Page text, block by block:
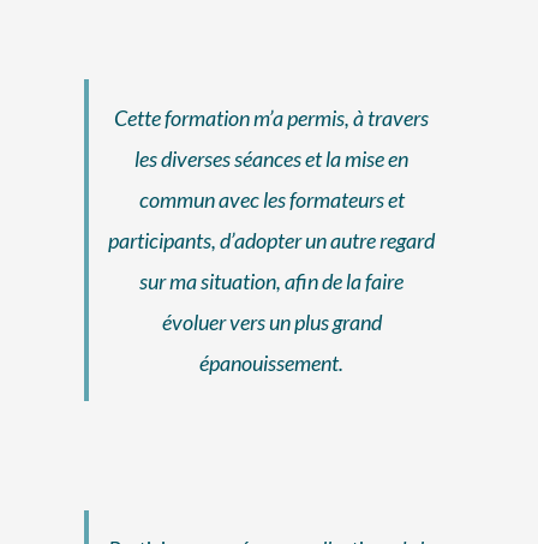
Cette formation m’a permis, à travers
les diverses séances et la mise en
commun avec les formateurs et
participants, d’adopter un autre regard
sur ma situation, afin de la faire
évoluer vers un plus grand
épanouissement.